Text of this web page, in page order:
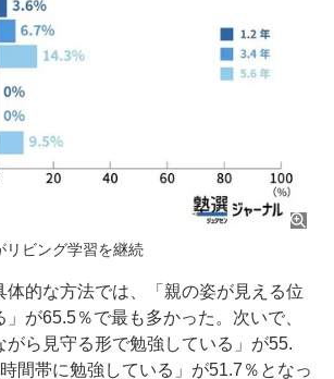
リビング学習を継続
体的な方法では、「親の姿が見える位
が65.5％で最も多かった。次いで、
がら見守る形で勉強している」が55.
間帯に勉強している」が51.7％となっ